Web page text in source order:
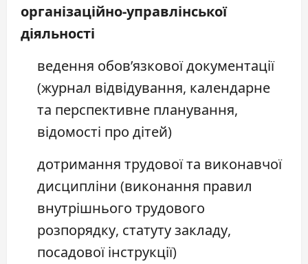
організаційно-управлінської
діяльності
ведення обов’язкової документації
(журнал відвідування, календарне
та перспективне планування,
відомості про дітей)
дотримання трудової та виконавчої
дисципліни (виконання правил
внутрішнього трудового
розпорядку, статуту закладу,
посадової інструкції)